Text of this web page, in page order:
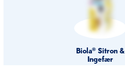
Biola® Sitron &
Ingefær